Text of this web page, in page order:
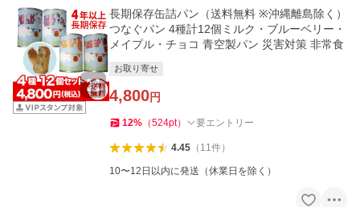
長期保存缶詰パン（送料無料 ※沖縄離島除く）
つなぐパン 4種計12個ミルク・ブルーベリー・
メイプル・チョコ 青空製パン 災害対策 非常食
お取り寄せ
4,800円
12% （524pt） 要エントリー
4.45（ 11件）
10〜12日以内に発送（休業日を除く）